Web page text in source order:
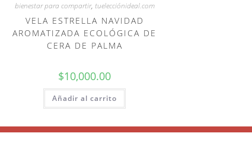
bienestar para compartir, tuelecciónideal.com
VELA ESTRELLA NAVIDAD
AROMATIZADA ECOLÓGICA DE
CERA DE PALMA
$10,000.00
Añadir al carrito